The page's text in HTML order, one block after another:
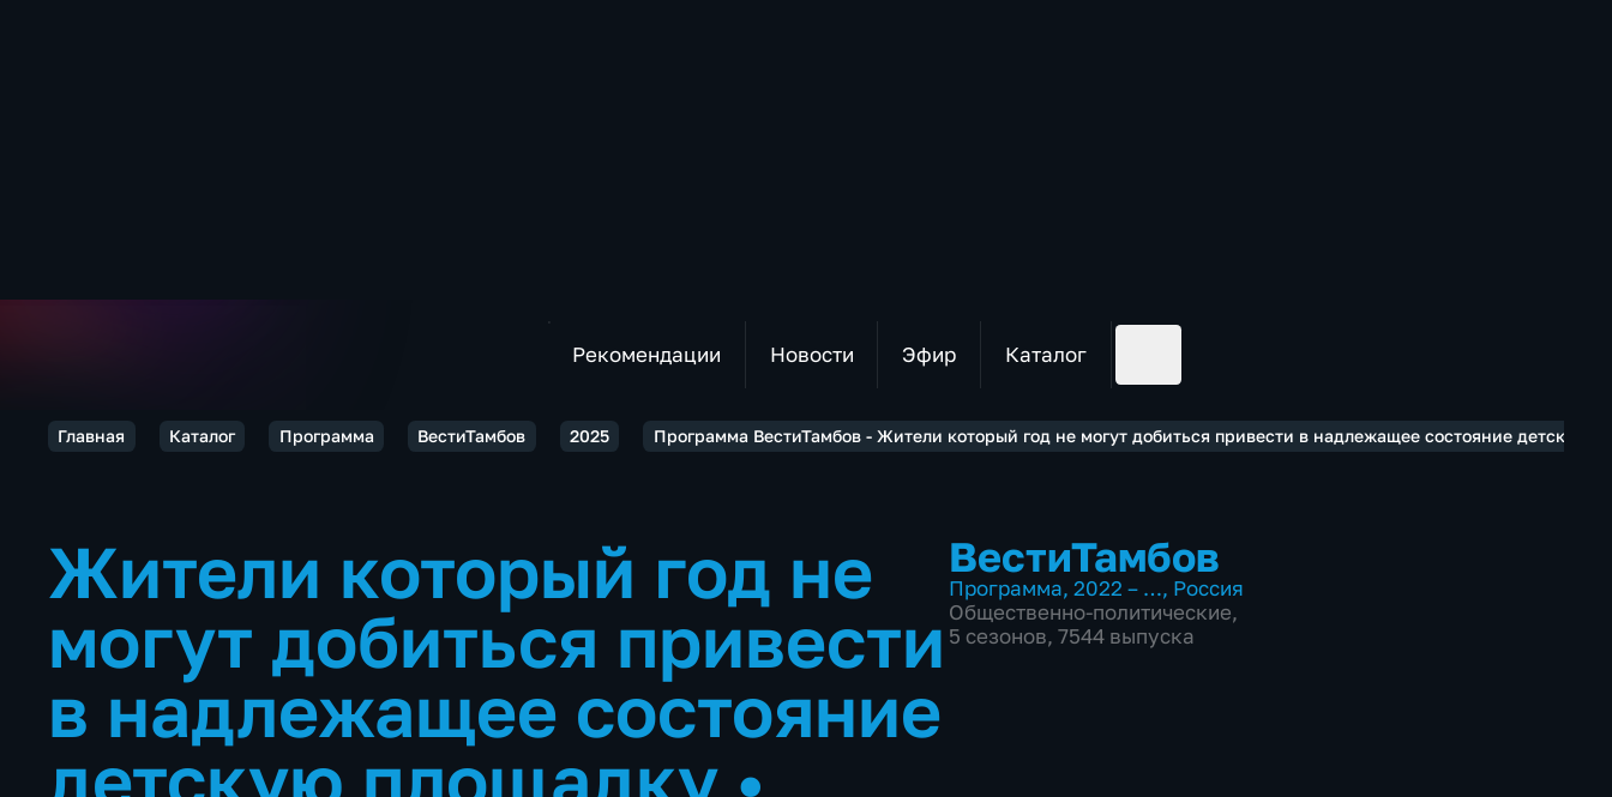
Рекомендации Новости Эфир Каталог
Главная Каталог Программа ВестиТамбов 2025 Программа ВестиТамбов - Жители который год не могут добиться привести в надлежащее состояние детскую
Жители который год не
могут добиться привести
в надлежащее состояние
ВестиТамбов
Программа, 2022 – …, Россия
Общественно-политические,
5 сезонов, 7544 выпуска